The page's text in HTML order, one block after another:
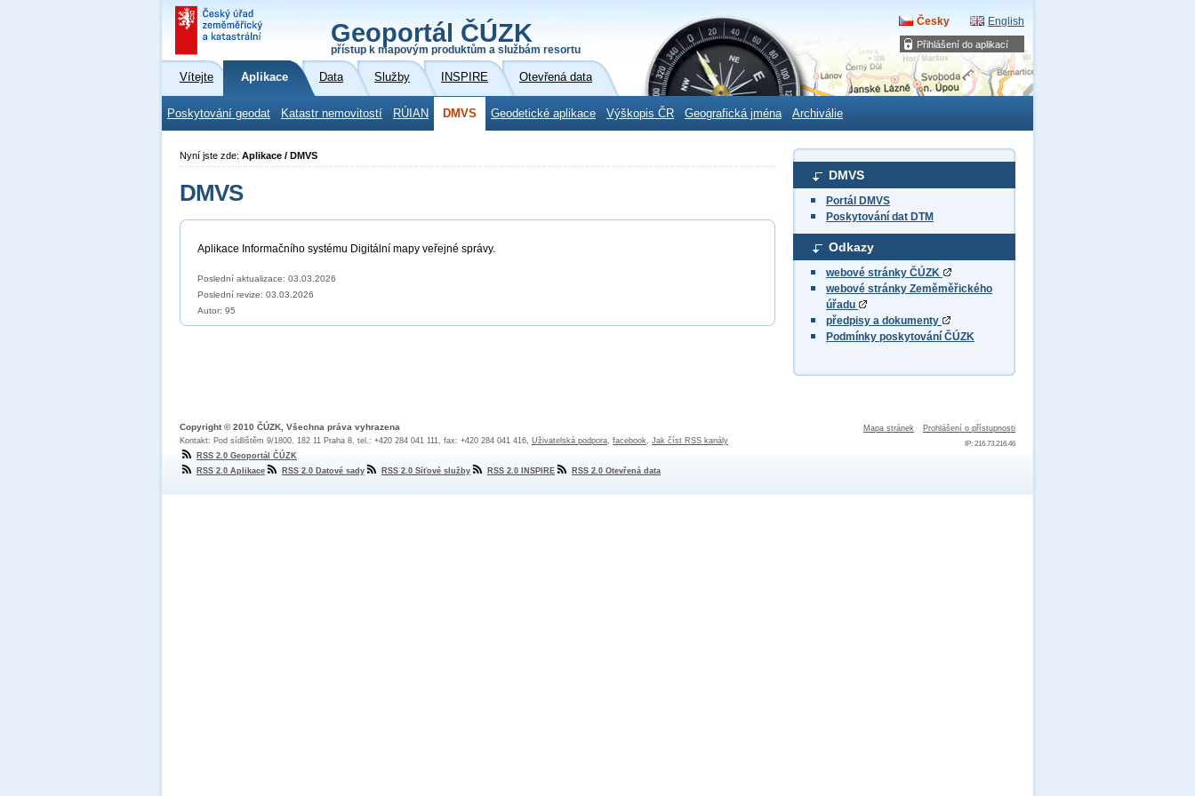
Přihlášení do aplikací
Geoportál ČÚZK
přístup k mapovým produktům a službám resortu
Česky English
Vítejte Aplikace Data Služby INSPIRE Otevřená data
Poskytování geodat Katastr nemovitostí RÚIAN DMVS Geodetické aplikace Výškopis ČR Geografická jména Archiválie
DMVS
Portál DMVS
Poskytování dat DTM
Odkazy
webové stránky ČÚZK
webové stránky Zeměměřického
úřadu
předpisy a dokumenty
Podmínky poskytování ČÚZK
Nyní jste zde: Aplikace / DMVS
DMVS
Aplikace Informačního systému Digitální mapy veřejné správy.
Poslední aktualizace: 03.03.2026
Poslední revize: 03.03.2026
Autor: 95
Mapa stránek Prohlášení o přístupnosti
IP: 216.73.216.46
Copyright © 2010 ČÚZK, Všechna práva vyhrazena
Kontakt: Pod sídlištěm 9/1800, 182 11 Praha 8, tel.: +420 284 041 111, fax: +420 284 041 416, Uživatelská podpora, facebook, Jak číst RSS kanály
RSS 2.0 Geoportál ČÚZK
RSS 2.0 Aplikace
RSS 2.0 Datové sady RSS 2.0 Síťové služby RSS 2.0 INSPIRE RSS 2.0 Otevřená data